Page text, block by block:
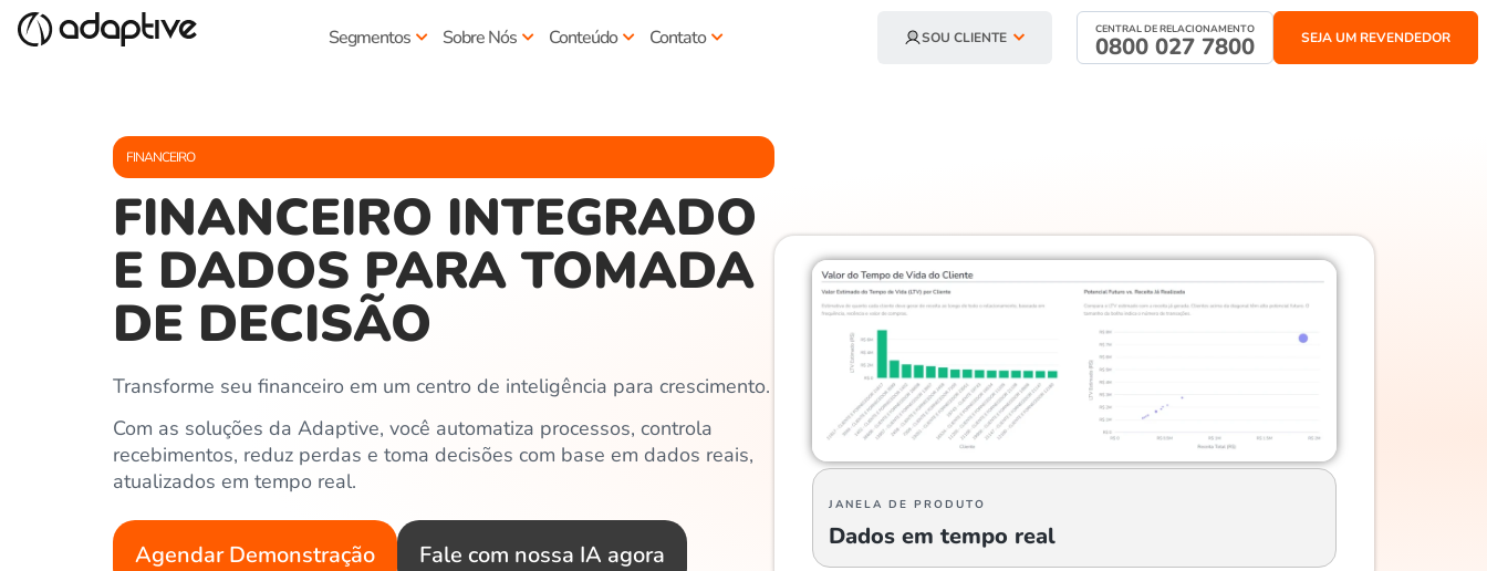
Segmentos Sobre Nós Conteúdo Contato SOU CLIENTE CENTRAL DE RELACIONAMENTO
0800 027 7800 SEJA UM REVENDEDOR
FINANCEIRO
FINANCEIRO INTEGRADO
E DADOS PARA TOMADA
DE DECISÃO
Transforme seu financeiro em um centro de inteligência para crescimento.
Com as soluções da Adaptive, você automatiza processos, controla
recebimentos, reduz perdas e toma decisões com base em dados reais,
atualizados em tempo real.
Agendar Demonstração Fale com nossa IA agora
JANELA DE PRODUTO
Dados em tempo real